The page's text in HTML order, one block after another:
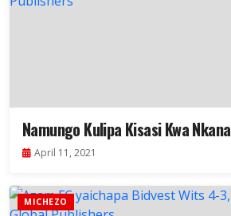
Namungo Kulipa Kisasi Kwa Nkana
April 11, 2021
MICHEZO